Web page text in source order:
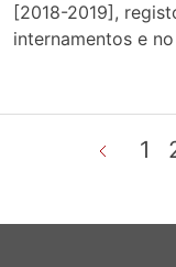
[2018-2019],
internamentos e
1